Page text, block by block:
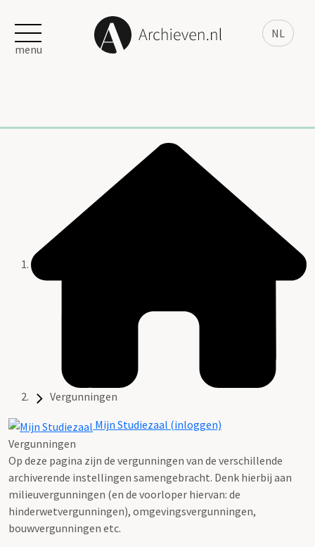
NL
menu
Vergunningen
Mijn Studiezaal (inloggen)
Vergunningen
Op deze pagina zijn de vergunningen van de verschillende
archiverende instellingen samengebracht. Denk hierbij aan
milieuvergunningen (en de voorloper hiervan: de
hinderwetvergunningen), omgevingsvergunningen,
bouwvergunningen etc.